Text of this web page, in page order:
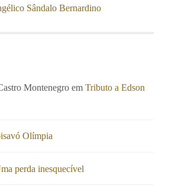
Sândalo Bernardino
Montenegro emTributo a Edson
Olímpia
perda inesquecível